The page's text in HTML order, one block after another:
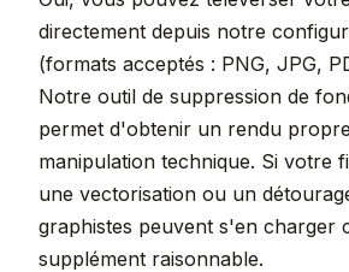
directement depuis notre
(formats acceptés : PNG, JPG,
Notre outil de suppression de
permet d'obtenir un rendu
manipulation technique. Si votre
une vectorisation ou un
graphistes peuvent s'en charger
supplément raisonnable.